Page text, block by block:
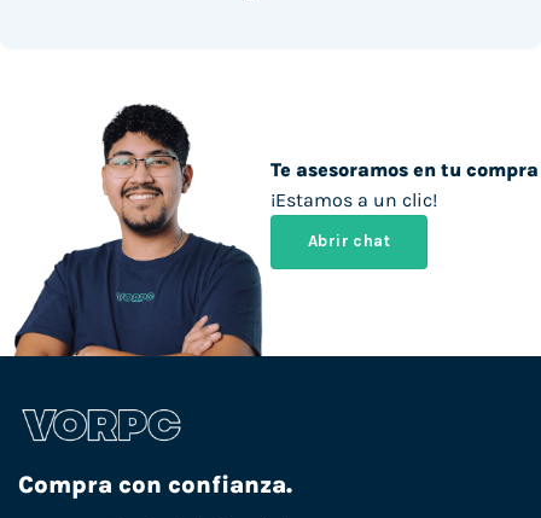
Te asesoramos en tu compra
¡Estamos a un clic!
Abrir chat
Compra con confianza.